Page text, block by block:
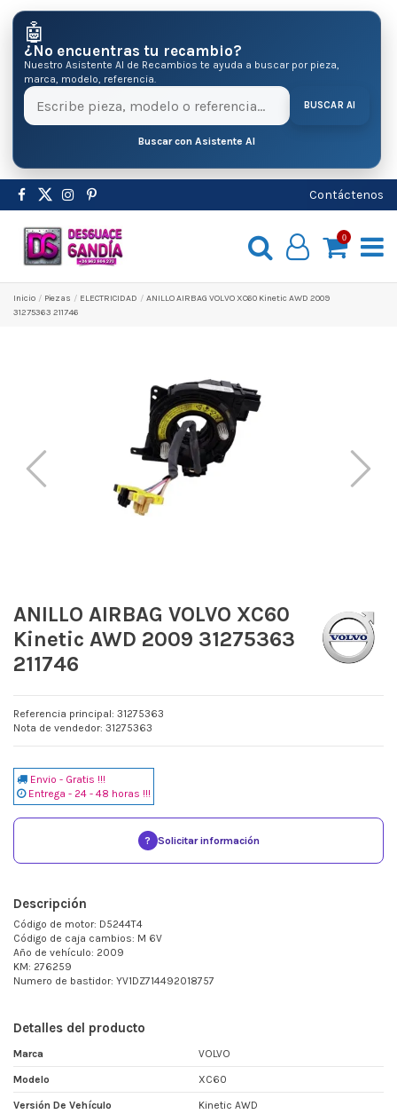
🤖
¿No encuentras tu recambio?
Nuestro Asistente AI de Recambios te ayuda a buscar por pieza,
marca, modelo, referencia.
BUSCAR AI
Buscar con Asistente AI
Contáctenos
0
Inicio Pіezas ELECTRICIDAD
ANILLO AIRBAG VOLVO XC60 Kinetic AWD 2009
31275363 211746
ANILLO AIRBAG VOLVO XC60
Kinetic AWD 2009 31275363
211746
Referencia principal: 31275363
Nota de vendedor: 31275363
Envio - Gratis !!!
Entrega - 24 - 48 horas !!!
? Solicitar información
Descripción
Código de motor: D5244T4
Código de caja cambios: M 6V
Año de vehículo: 2009
KM: 276259
Numero de bastidor: YV1DZ714492018757
Detalles del producto
Marca VOLVO
Modelo XC60
Versión De Vehículo Kinetic AWD